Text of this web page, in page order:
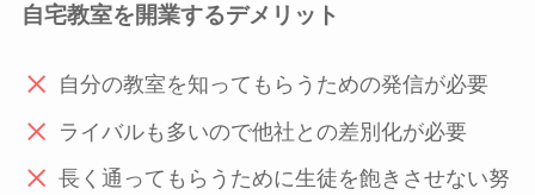
自宅教室を開業するデメリット
自分の教室を知ってもらうための発信が必要
ライバルも多いので他社との差別化が必要
長く通ってもらうために生徒を飽きさせない努